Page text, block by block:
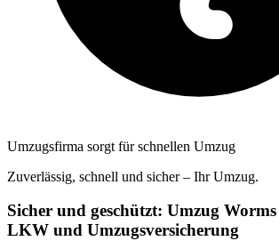
Umzugsfirma sorgt für schnellen Umzug
Zuverlässig, schnell und sicher – Ihr Umzug.
Sicher und geschützt: Umzug
LKW und Umzugsversicherung